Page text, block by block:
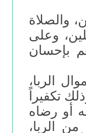
والصلاة
وعلى
بإحسان
الربا،
تكفيراً
أو رضاه
الربا،